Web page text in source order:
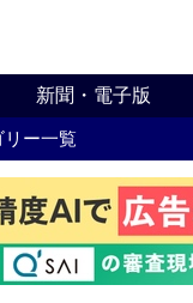
新聞・電子版
リー一覧